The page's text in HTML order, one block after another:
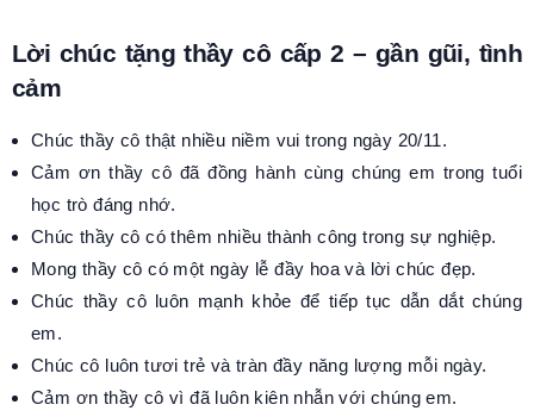
Lời chúc tặng thầy cô cấp 2 – gần gũi, tình
cảm
Chúc thầy cô thật nhiều niềm vui trong ngày 20/11.
Cảm ơn thầy cô đã đồng hành cùng chúng em trong tuổi
học trò đáng nhớ.
Chúc thầy cô có thêm nhiều thành công trong sự nghiệp.
Mong thầy cô có một ngày lễ đầy hoa và lời chúc đẹp.
Chúc thầy cô luôn mạnh khỏe để tiếp tục dẫn dắt chúng
em.
Chúc cô luôn tươi trẻ và tràn đầy năng lượng mỗi ngày.
Cảm ơn thầy cô vì đã luôn kiên nhẫn với chúng em.